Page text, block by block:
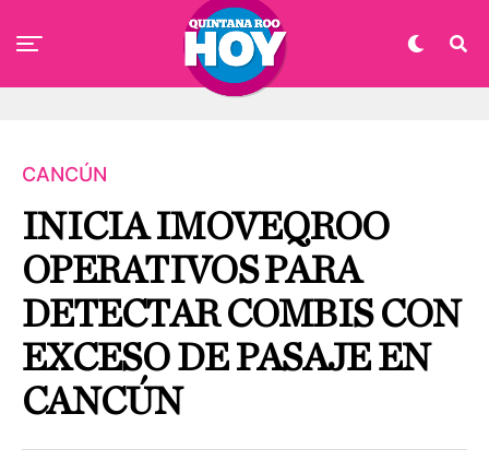
CANCÚN
INICIA IMOVEQROO
OPERATIVOS PARA
DETECTAR COMBIS CON
EXCESO DE PASAJE EN
CANCÚN